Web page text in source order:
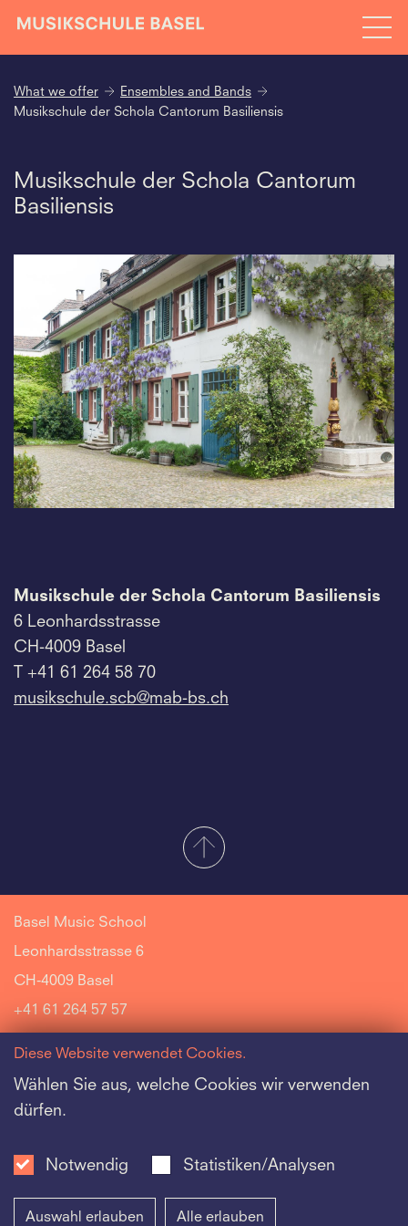
What we offer
Ensembles and Bands
Musikschule der Schola Cantorum Basiliensis
Musikschule der Schola Cantorum
Basiliensis
Musikschule der Schola Cantorum Basiliensis
6 Leonhardsstrasse
CH-4009 Basel
T +41 61 264 58 70
musikschule.scb@mab-bs.ch
Basel Music School
Leonhardsstrasse 6
CH-4009 Basel
+41 61 264 57 57
Riehen Music School
Schola Cantorum Basiliensis Music School
Diese Website verwendet Cookies.
Wählen Sie aus, welche Cookies wir verwenden
dürfen.
Notwendig Statistiken/Analysen
Auswahl erlauben Alle erlauben